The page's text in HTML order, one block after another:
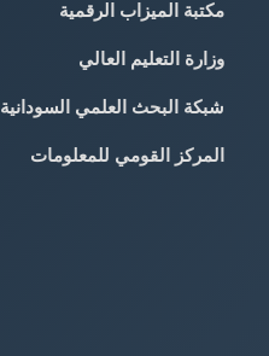
مكتبة الميزاب الرقمية
وزارة التعليم العالي
شبكة البحث العلمي السودانية
المركز القومي للمعلومات